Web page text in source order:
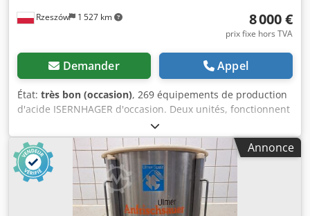
Rzeszów 1 527 km 8 000 €
prix fixe hors TVA
Demander Appel
État: très bon (occasion), 269 équipements de production
d'acide ISERNHAGER d'occasion. Deux unités, fonctionnent
ensemble, un seul contrôle pour 2 cuves. DONNÉES
TECHNIQUES : - capacité d'une cuve : 300 L. DIMENSIONS
EXTÉRIEURES (en cm) : - hauteur : 92, - largeur : 90, -
longueur : 95. - hauteur de la cuve : 62, - largeur de la cuve
: 79. Djdpfx Aeyc Urlsggokr Le prix indiqué est net. Nous
parlons anglais, allemand, français, russe et ukrainien.
Annonce